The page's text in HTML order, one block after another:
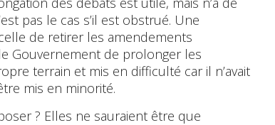
pas le cas s’il est obstrué. Une
de retirer les amendements
Gouvernement de prolonger les
terrain et mis en difficulté car il n’avait
mis en minorité.
? Elles ne sauraient être que